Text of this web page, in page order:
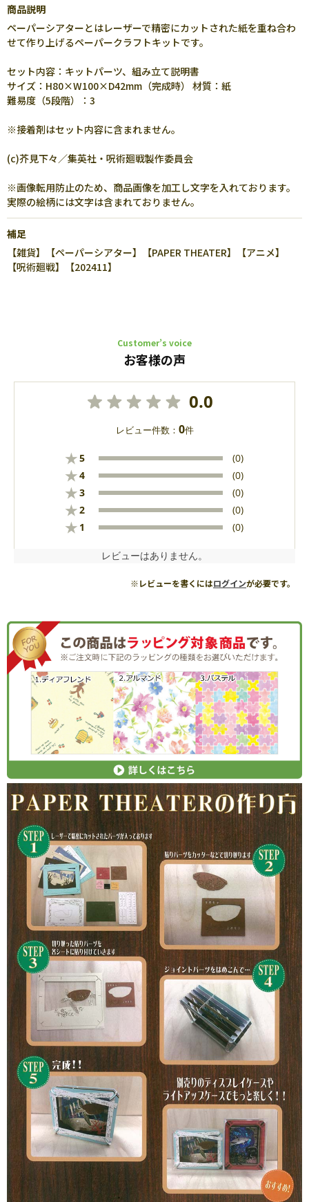
商品説明
ペーパーシアターとはレーザーで精密にカットされた紙を重ね合わ
せて作り上げるペーパークラフトキットです。
セット内容：キットパーツ、組み立て説明書
サイズ：H80×W100×D42mm（完成時） 材質：紙
難易度（5段階）：3
※接着剤はセット内容に含まれません。
(c)芥見下々／集英社・呪術廻戦製作委員会
※画像転用防止のため、商品画像を加工し文字を入れております。
実際の絵柄には文字は含まれておりません。
補足
【雑貨】【ペーパーシアター】【PAPER THEATER】【アニメ】
【呪術廻戦】【202411】
Customer’s voice
お客様の声
0.0
レビュー件数： 0件
★5 (0)
★4 (0)
★3 (0)
★2 (0)
★ 1 (0)
レビューはありません。
※レビューを書くにはログインが必要です。